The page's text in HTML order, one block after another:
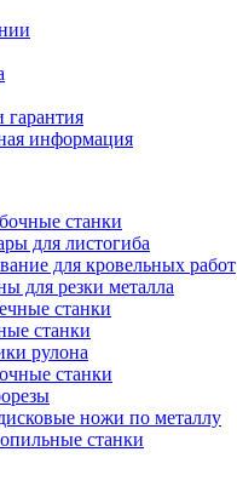
гарантия
информация
станки
для листогиба
для кровельных работ
для резки металла
станки
станки
рулона
станки
ножи по металлу
станки